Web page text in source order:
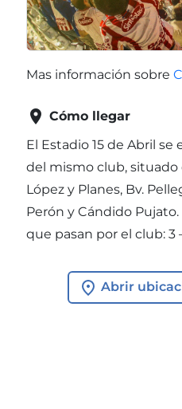
Mas información sobre
 Cómo llegar
El Estadio 15 de Abril
del mismo club, situado
López y Planes, Bv.
Perón y Cándido
que pasan por el club: 3
Abrir